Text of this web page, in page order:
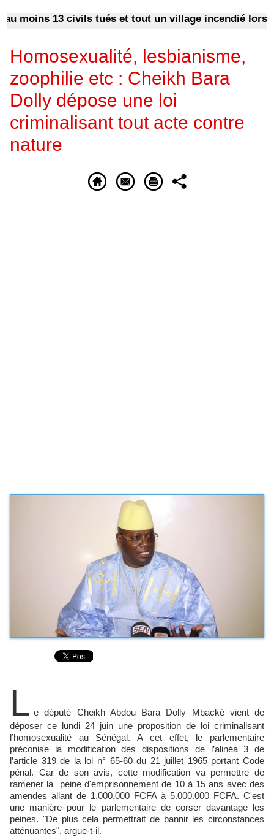
13 civils tués et tout un village incendié lors
Homosexualité, lesbianisme,
zoophilie etc : Cheikh Bara
Dolly dépose une loi
criminalisant tout acte contre
nature
L e député Cheikh Abdou Bara Dolly Mbacké vient de
déposer ce lundi 24 juin une proposition de loi criminalisant
l’homosexualité au Sénégal. A cet effet, le parlementaire
préconise la modification des dispositions de l’alinéa 3 de
l’article 319 de la loi n° 65-60 du 21 juillet 1965 portant Code
pénal. Car de son avis, cette modification va permettre de
ramener la peine d'emprisonnement de 10 à 15 ans avec des
amendes allant de 1.000.000 FCFA à 5.000.000 FCFA. C'est
une manière pour le parlementaire de corser davantage les
peines. "De plus cela permettrait de bannir les circonstances
atténuantes", argue-t-il.